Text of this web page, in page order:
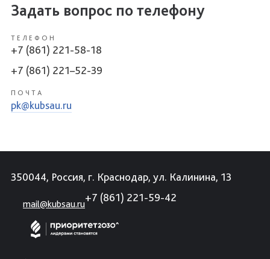
Задать вопрос по телефону
ТЕЛЕФОН
+7 (861) 221-58-18
+7 (861) 221–52-39
ПОЧТА
pk@kubsau.ru
350044, Россия, г. Краснодар, ул. Калинина, 13
mail@kubsau.ru
+7 (861) 221-59-42